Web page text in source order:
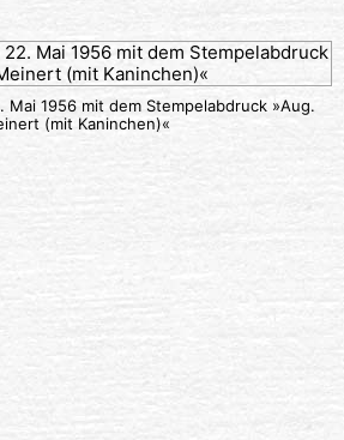
1956 mit dem Stempelabdruck »Aug.
(mit Kaninchen)«